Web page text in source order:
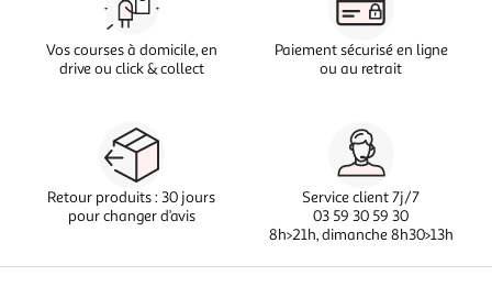
Vos courses à domicile, en
drive ou click & collect
Paiement sécurisé en ligne
ou au retrait
Retour produits : 30 jours
pour changer d’avis
Service client 7j/7
03 59 30 59 30
8h>21h, dimanche 8h30>13h